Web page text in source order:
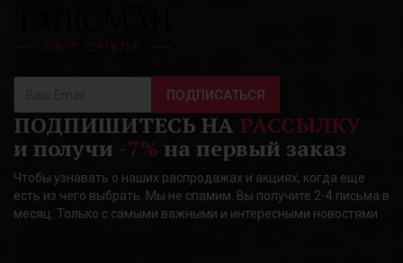
ПОДПИСАТЬСЯ
ПОДПИШИТЕСЬ НА РАССЫЛКУ
и получи -7% на первый заказ
Чтобы узнавать о наших распродажах и акциях, когда еще
есть из чего выбрать. Мы не спамим. Вы получите 2-4 письма в
месяц. Только с самыми важными и интересными новостями